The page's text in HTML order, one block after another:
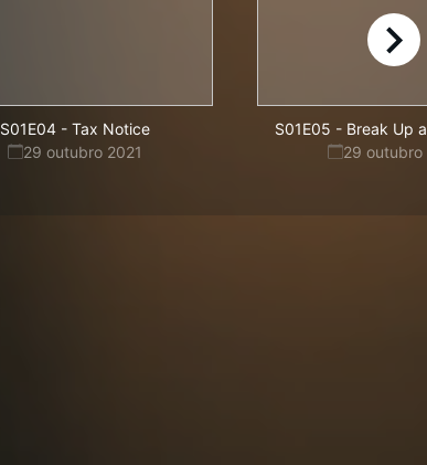
S01E04 - Tax Notice
29 outubro 2021
S01E05 - Break Up
29 outubro
right